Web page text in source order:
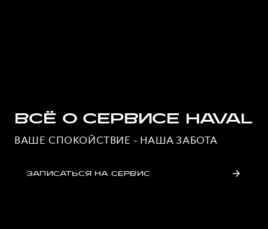
ВСЁ О СЕРВИСЕ HAVAL
ВАШЕ СПОКОЙСТВИЕ - НАША ЗАБОТА
ЗАПИСАТЬСЯ НА СЕРВИС